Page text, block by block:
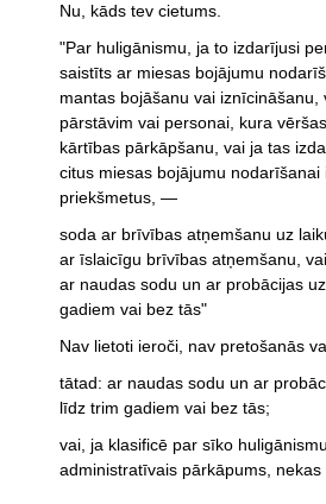
Nu, kāds tev cietums.
"Par huligānismu, ja to izdarījusi
saistīts ar miesas bojājumu
mantas bojāšanu vai
pārstāvim vai personai, kura
kārtības pārkāpšanu, vai ja tas
citus miesas bojājumu nodarīšanai
priekšmetus, —
soda ar brīvības atņemšanu uz
ar īslaicīgu brīvības atņemšanu,
ar naudas sodu un ar probācijas
gadiem vai bez tās"
Nav lietoti ieroči, nav pretošanās
tātad: ar naudas sodu un ar
līdz trim gadiem vai bez tās;
vai, ja klasificē par sīko
administratīvais pārkāpums, nekas